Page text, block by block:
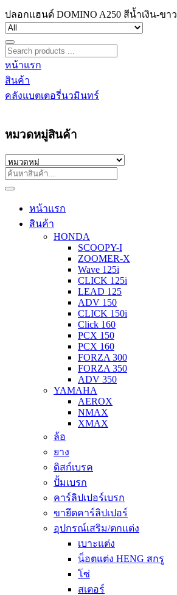
ปลอกแฮนด์ DOMINO A250 สีน้ำเงิน-ขาว
หน้าแรก
สินค้า
คลังแบตเตอรี่นวมินทร์
หมวดหมู่สินค้า
หน้าแรก
สินค้า
HONDA
SCOOPY-I
ZOOMER-X
Wave 125i
CLICK 125i
LEAD 125
ADV 150
CLICK 150i
Click 160
PCX 150
PCX 160
FORZA 300
FORZA 350
ADV 350
YAMAHA
AEROX
NMAX
XMAX
ล้อ
ยาง
ดิสก์เบรค
ปั้มเบรก
คาร์ลิปเปอร์เบรก
ขายึดคาร์ลิปเปอร์
อุปกรณ์เสริม/ตกแต่ง
เบาะแต่ง
น็อตแต่ง HENG สกรู
โซ่
สเตอร์